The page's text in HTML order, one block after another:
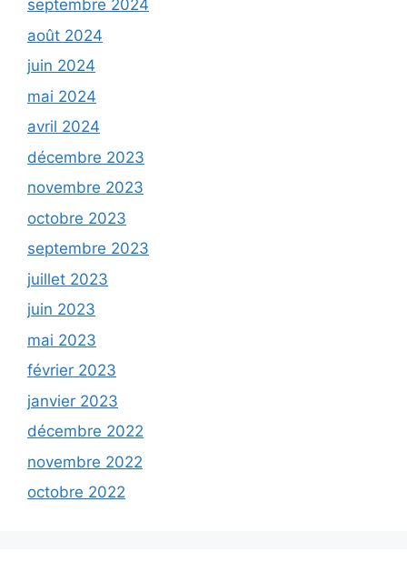
septembre 2024
août 2024
juin 2024
mai 2024
avril 2024
décembre 2023
novembre 2023
octobre 2023
septembre 2023
juillet 2023
juin 2023
mai 2023
février 2023
janvier 2023
décembre 2022
novembre 2022
octobre 2022